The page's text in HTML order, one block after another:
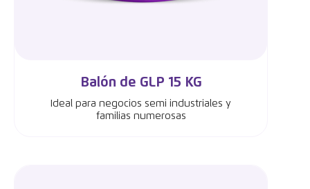
Balón de GLP 15 KG
Ideal para negocios semi industriales y
familias numerosas